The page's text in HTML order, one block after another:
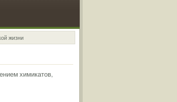
жизни
химикатов,